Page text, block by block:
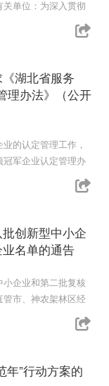
单位：为深入贯彻
湖北省服务
理办法》（公开
的认定管理工作，
军企业认定管理办
创新型中小企
名单的通告
企业和第二批复核
市、神农架林区经
年”行动方案的